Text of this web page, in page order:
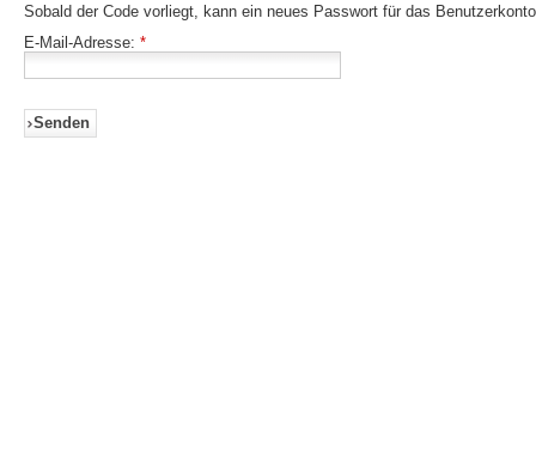
Sobald der Code vorliegt, kann ein neues Passwort für das
E-Mail-Adresse: *
Senden